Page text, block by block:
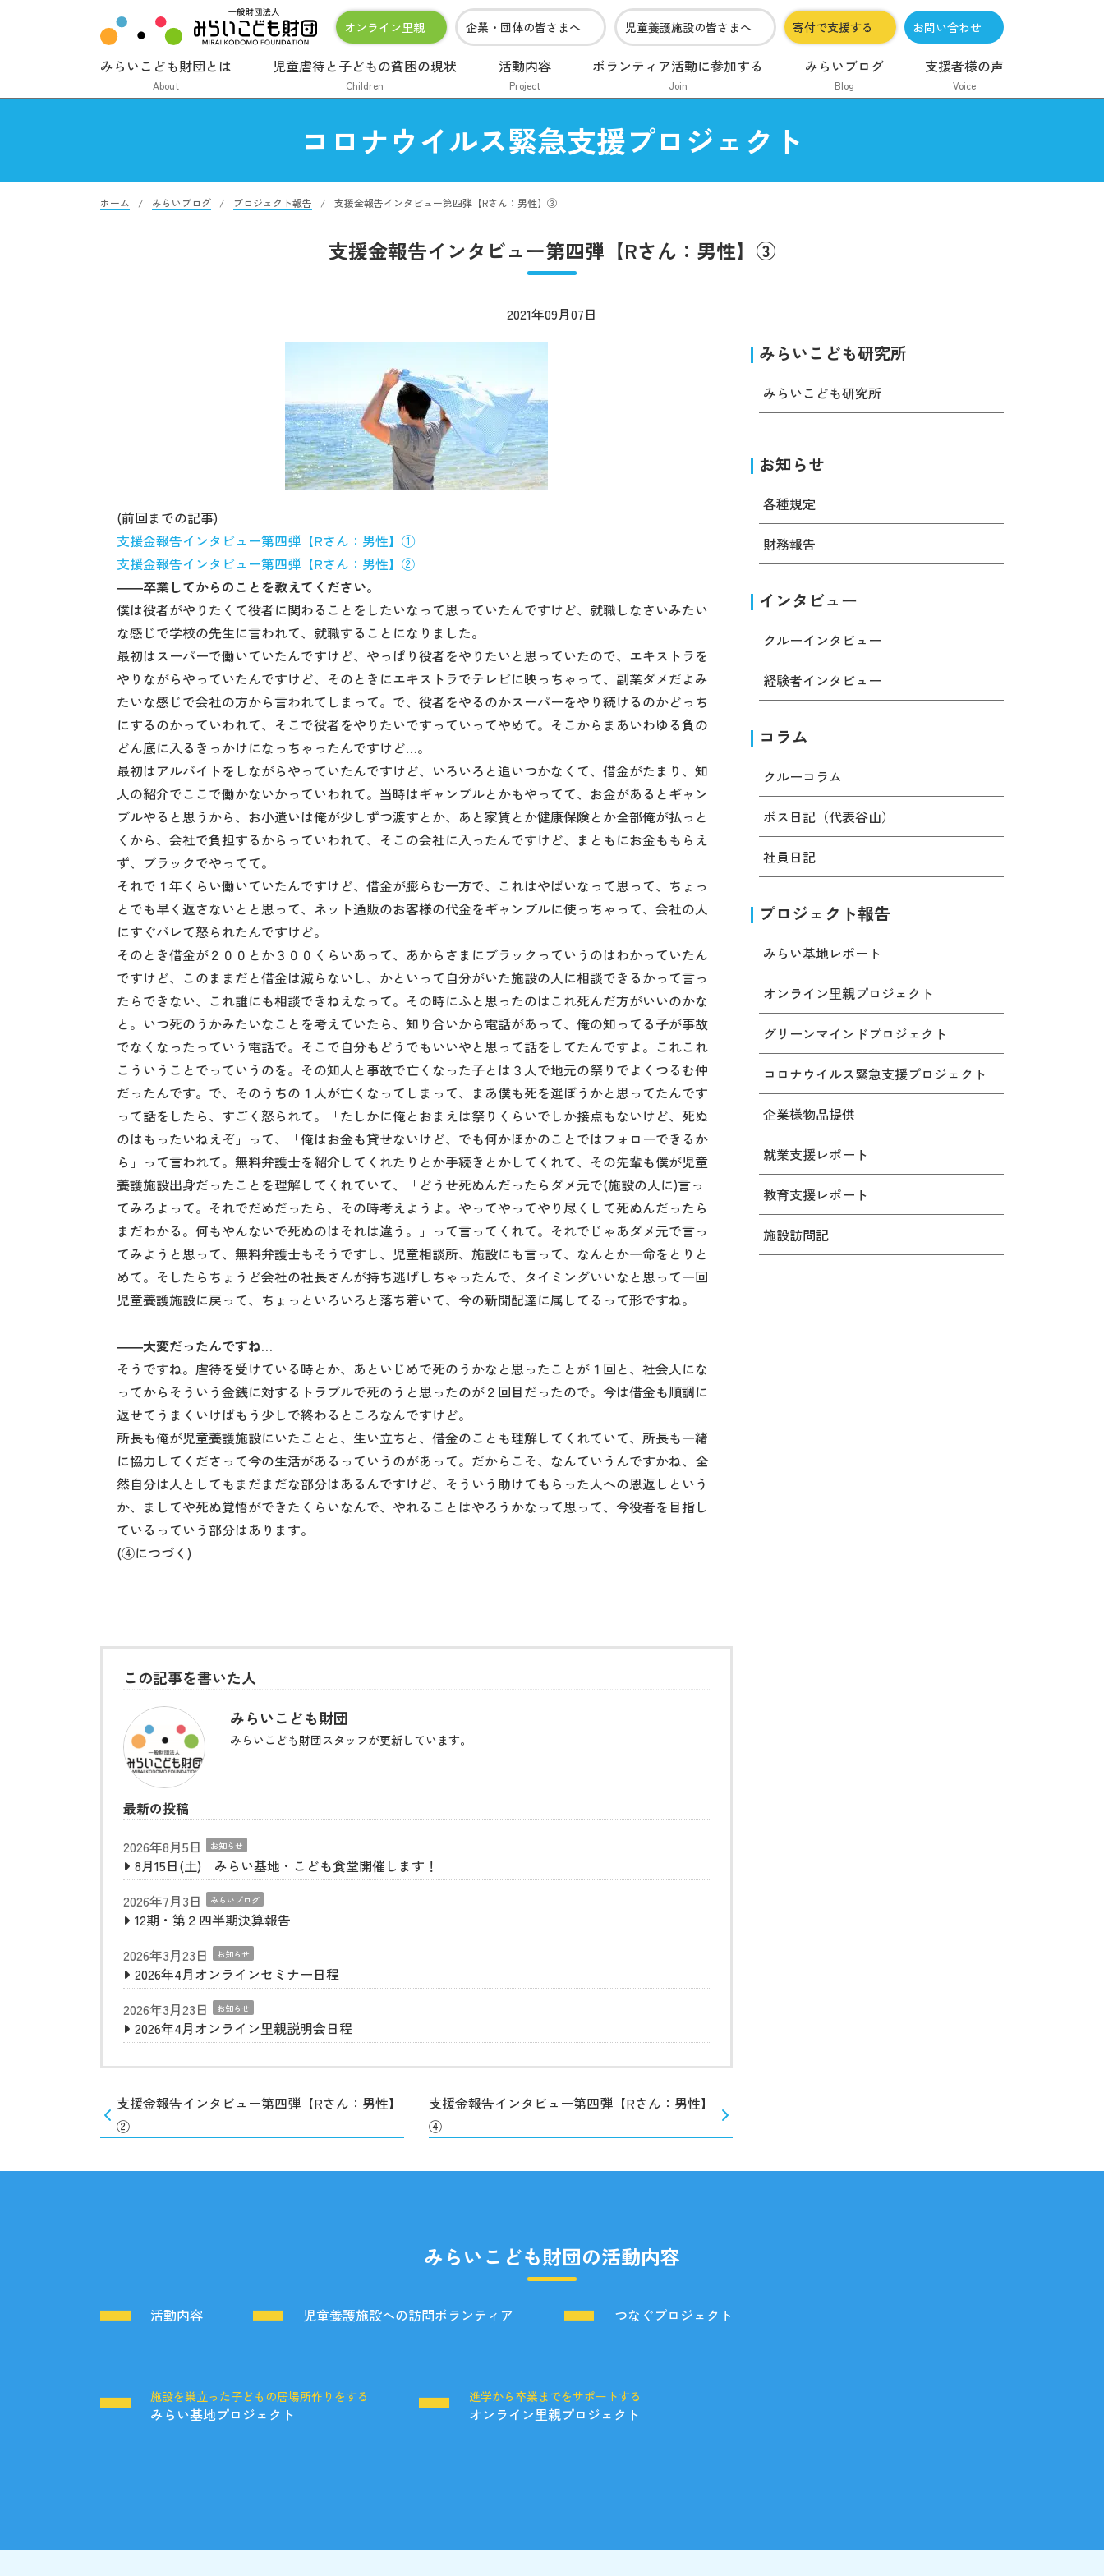
オンライン里親 企業・団体の皆さまへ 児童養護施設の皆さまへ 寄付で支援する お問い合わせ
みらいこども財団とは
About
児童虐待と子どもの貧困の現状
Children
活動内容
Project
ボランティア活動に参加する
Join
みらいブログ
Blog
支援者様の声
Voice
コロナウイルス緊急支援プロジェクト
ホーム みらいブログ プロジェクト報告 支援金報告インタビュー第四弾【Rさん：男性】③
支援金報告インタビュー第四弾【Rさん：男性】③
2021年09月07日
(前回までの記事)
支援金報告インタビュー第四弾【Rさん：男性】①
支援金報告インタビュー第四弾【Rさん：男性】②
――卒業してからのことを教えてください。
僕は役者がやりたくて役者に関わることをしたいなって思っていたんですけど、就職しなさいみたい
な感じで学校の先生に言われて、就職することになりました。
最初はスーパーで働いていたんですけど、やっぱり役者をやりたいと思っていたので、エキストラを
やりながらやっていたんですけど、そのときにエキストラでテレビに映っちゃって、副業ダメだよみ
たいな感じで会社の方から言われてしまって。で、役者をやるのかスーパーをやり続けるのかどっち
にするのかっていわれて、そこで役者をやりたいですっていってやめて。そこからまあいわゆる負の
どん底に入るきっかけになっちゃったんですけど…。
最初はアルバイトをしながらやっていたんですけど、いろいろと追いつかなくて、借金がたまり、知
人の紹介でここで働かないかっていわれて。当時はギャンブルとかもやってて、お金があるとギャン
ブルやると思うから、お小遣いは俺が少しずつ渡すとか、あと家賃とか健康保険とか全部俺が払っと
くから、会社で負担するからっていわれて、そこの会社に入ったんですけど、まともにお金ももらえ
ず、ブラックでやってて。
それで１年くらい働いていたんですけど、借金が膨らむ一方で、これはやばいなって思って、ちょっ
とでも早く返さないとと思って、ネット通販のお客様の代金をギャンブルに使っちゃって、会社の人
にすぐバレて怒られたんですけど。
そのとき借金が２００とか３００くらいあって、あからさまにブラックっていうのはわかっていたん
ですけど、このままだと借金は減らないし、かといって自分がいた施設の人に相談できるかって言っ
たらできない、これ誰にも相談できねえなって。その時にふと思ったのはこれ死んだ方がいいのかな
と。いつ死のうかみたいなことを考えていたら、知り合いから電話があって、俺の知ってる子が事故
でなくなったっていう電話で。そこで自分もどうでもいいやと思って話をしてたんですよ。これこれ
こういうことでっていうのを。その知人と事故で亡くなった子とは３人で地元の祭りでよくつるむ仲
だったんです。で、そのうちの１人が亡くなってしまって、まあ僕も死を選ぼうかと思ってたんです
って話をしたら、すごく怒られて。「たしかに俺とおまえは祭りくらいでしか接点もないけど、死ぬ
のはもったいねえぞ」って、「俺はお金も貸せないけど、でも何かほかのことではフォローできるか
ら」って言われて。無料弁護士を紹介してくれたりとか手続きとかしてくれて、その先輩も僕が児童
養護施設出身だったことを理解してくれていて、「どうせ死ぬんだったらダメ元で(施設の人に)言っ
てみろよって。それでだめだったら、その時考えようよ。やってやってやり尽くして死ぬんだったら
まだわかる。何もやんないで死ぬのはそれは違う。」って言ってくれて。それでじゃあダメ元で言っ
てみようと思って、無料弁護士もそうですし、児童相談所、施設にも言って、なんとか一命をとりと
めて。そしたらちょうど会社の社長さんが持ち逃げしちゃったんで、タイミングいいなと思って一回
児童養護施設に戻って、ちょっといろいろと落ち着いて、今の新聞配達に属してるって形ですね。
――大変だったんですね…
そうですね。虐待を受けている時とか、あといじめで死のうかなと思ったことが１回と、社会人にな
ってからそういう金銭に対するトラブルで死のうと思ったのが２回目だったので。今は借金も順調に
返せてうまくいけばもう少しで終わるところなんですけど。
所長も俺が児童養護施設にいたことと、生い立ちと、借金のことも理解してくれていて、所長も一緒
に協力してくださって今の生活があるっていうのがあって。だからこそ、なんていうんですかね、全
然自分は人としてもまだまだな部分はあるんですけど、そういう助けてもらった人への恩返しという
か、ましてや死ぬ覚悟ができたくらいなんで、やれることはやろうかなって思って、今役者を目指し
ているっていう部分はあります。
(④につづく)
この記事を書いた人
みらいこども財団
みらいこども財団スタッフが更新しています。
最新の投稿
2026年8月5日
お知らせ
8月15日(土) みらい基地・こども食堂開催します！
2026年7月3日
みらいブログ
12期・第２四半期決算報告
2026年3月23日
お知らせ
2026年4月オンラインセミナー日程
2026年3月23日
お知らせ
2026年4月オンライン里親説明会日程
支援金報告インタビュー第四弾【Rさん：男性】
②
支援金報告インタビュー第四弾【Rさん：男性】
④
みらいこども研究所
みらいこども研究所
お知らせ
各種規定
財務報告
インタビュー
クルーインタビュー
経験者インタビュー
コラム
クルーコラム
ボス日記（代表谷山）
社員日記
プロジェクト報告
みらい基地レポート
オンライン里親プロジェクト
グリーンマインドプロジェクト
コロナウイルス緊急支援プロジェクト
企業様物品提供
就業支援レポート
教育支援レポート
施設訪問記
みらいこども財団の活動内容
活動内容 児童養護施設への訪問ボランティア つなぐプロジェクト
施設を巣立った子どもの居場所作りをする
みらい基地プロジェクト
進学から卒業までをサポートする
オンライン里親プロジェクト